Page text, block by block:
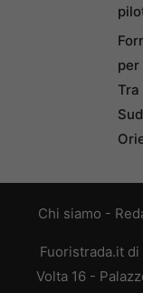
per
Tra
Chi siamo -
Fuoristrada.it di
Volta 16 -